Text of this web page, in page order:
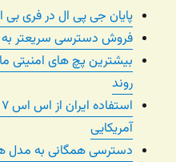
پایان جی پی ال در فری بی
فروش دسترسی سریعتر
بیشترین پچ های امنیتی
روند
آمریکایی
دسترسی همگانی به مدل